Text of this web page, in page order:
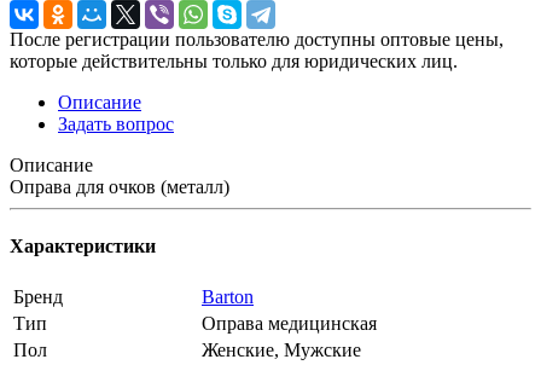
После регистрации пользователю доступны оптовые цены,
которые действительны только для юридических лиц.
Описание
Задать вопрос
Описание
Оправа для очков (металл)
Характеристики
Бренд
Barton
Тип
Оправа медицинская
Пол
Женские, Мужские